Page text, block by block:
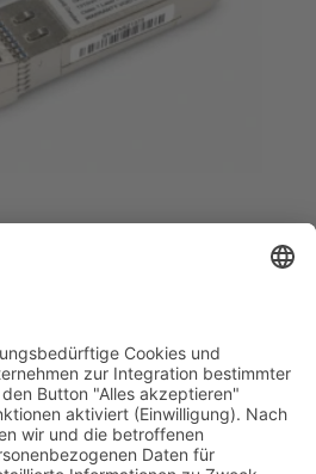
|Impressum|Datenschutz
AGB| Gewährleistung|RMA